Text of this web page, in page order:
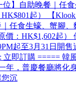
位】自助晚餐｜任
起） 【
任食生蠔、蟹腳、
價：HK$1,602起）
起至3月31日開
立即訂購 ===== 韓
年，普慶餐廳將化
沉